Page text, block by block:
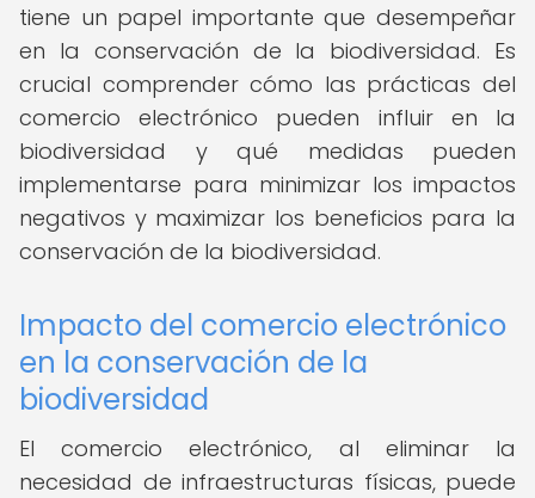
tiene un papel importante que desempeñar
en la conservación de la biodiversidad. Es
crucial comprender cómo las prácticas del
comercio electrónico pueden influir en la
biodiversidad y qué medidas pueden
implementarse para minimizar los impactos
negativos y maximizar los beneficios para la
conservación de la biodiversidad.
Impacto del comercio electrónico
en la conservación de la
biodiversidad
El comercio electrónico, al eliminar la
necesidad de infraestructuras físicas, puede